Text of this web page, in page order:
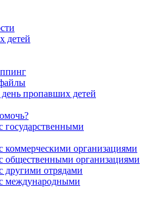
детей
пропавших детей
государственными
коммерческими организациями
общественными организациями
другими отрядами
международными